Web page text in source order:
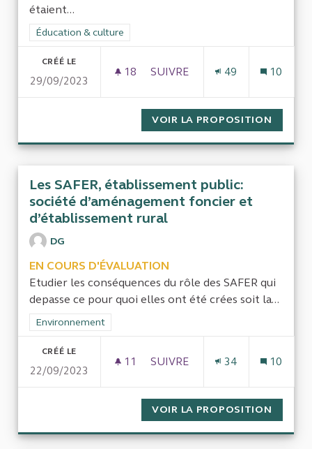
étaient...
Filtrer les résultats de la catégorie : Éducation & culture
Éducation & culture
CRÉÉ LE
29/09/2023
18 18 ABONNÉS
SUIVRE
49 10
VOIR LA PROPOSITION
Les SAFER, établissement public:
société d’aménagement foncier et
d’établissement rural
DG
EN COURS D'ÉVALUATION
Etudier les conséquences du rôle des SAFER qui
depasse ce pour quoi elles ont été crées soit la...
Filtrer les résultats de la catégorie : Environnement
Environnement
CRÉÉ LE
22/09/2023
11 11 ABONNÉS
SUIVRE
34 10
VOIR LA PROPOSITION